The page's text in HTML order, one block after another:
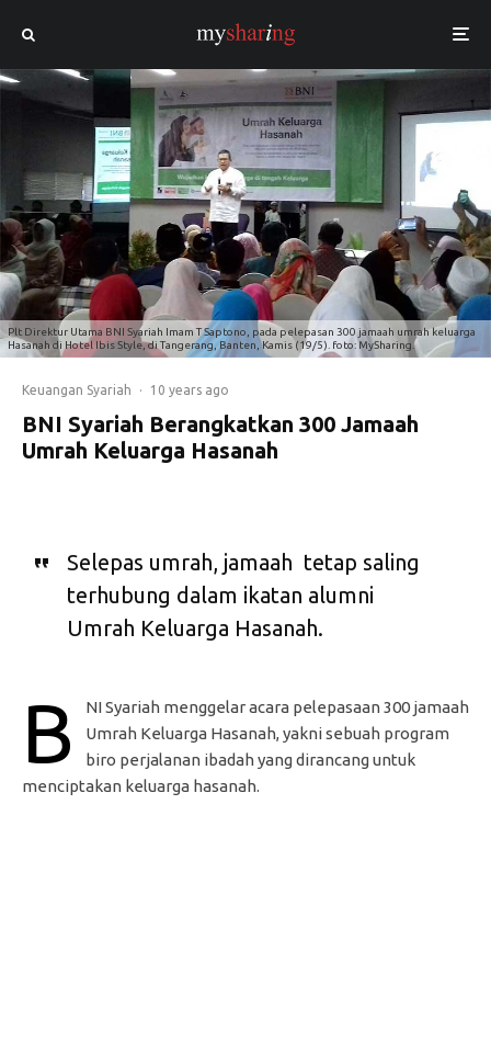
Plt Direktur Utama BNI Syariah Imam T Saptono, pada pelepasan 300 jamaah umrah keluarga
Hasanah di Hotel Ibis Style, di Tangerang, Banten, Kamis (19/5). foto: MySharing.
Keuangan Syariah · 10 years ago
BNI Syariah Berangkatkan 300 Jamaah
Umrah Keluarga Hasanah
Selepas umrah, jamaah tetap saling
terhubung dalam ikatan alumni
Umrah Keluarga Hasanah.
B
NI Syariah menggelar acara pelepasaan 300 jamaah
Umrah Keluarga Hasanah, yakni sebuah program
biro perjalanan ibadah yang dirancang untuk
menciptakan keluarga hasanah.